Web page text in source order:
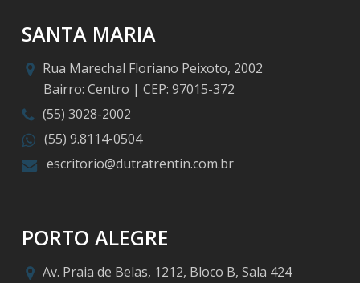
SANTA MARIA
Rua Marechal Floriano Peixoto, 2002
Bairro: Centro | CEP: 97015-372
(55) 3028-2002
(55) 9.8114-0504
escritorio@dutratrentin.com.br
PORTO ALEGRE
Av. Praia de Belas, 1212, Bloco B, Sala 424